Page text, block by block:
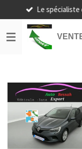
Passer
au
contenu
principal
Le spécialiste